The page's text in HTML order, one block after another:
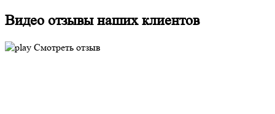
Видео отзывы нашихклиентов
Смотреть отзыв